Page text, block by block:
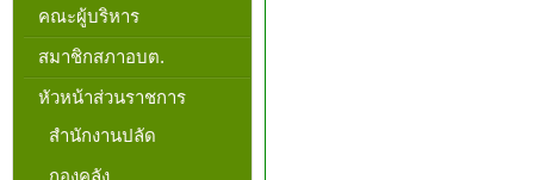
คณะผู้บริหาร
สมาชิกสภาอบต.
หัวหน้าส่วนราชการ
สำนักงานปลัด
กองคลัง